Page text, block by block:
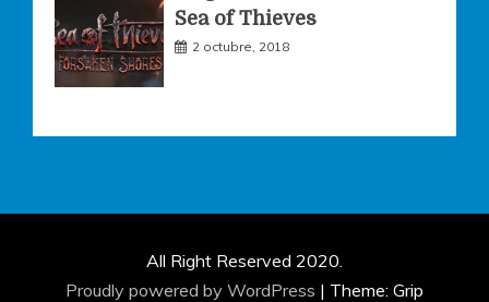
Sea of Thieves
2 octubre, 2018
All Right Reserved 2020.
Proudly powered by WordPress | Theme: Grip